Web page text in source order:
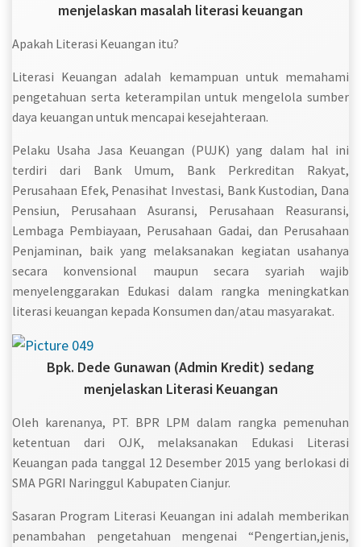
menjelaskan masalah literasi keuangan
Apakah Literasi Keuangan itu?
Literasi Keuangan adalah kemampuan untuk memahami
pengetahuan serta keterampilan untuk mengelola sumber
daya keuangan untuk mencapai kesejahteraan.
Pelaku Usaha Jasa Keuangan (PUJK) yang dalam hal ini
terdiri dari Bank Umum, Bank Perkreditan Rakyat,
Perusahaan Efek, Penasihat Investasi, Bank Kustodian, Dana
Pensiun, Perusahaan Asuransi, Perusahaan Reasuransi,
Lembaga Pembiayaan, Perusahaan Gadai, dan Perusahaan
Penjaminan, baik yang melaksanakan kegiatan usahanya
secara konvensional maupun secara syariah wajib
menyelenggarakan Edukasi dalam rangka meningkatkan
literasi keuangan kepada Konsumen dan/atau masyarakat.
Bpk. Dede Gunawan (Admin Kredit) sedang
menjelaskan Literasi Keuangan
Oleh karenanya, PT. BPR LPM dalam rangka pemenuhan
ketentuan dari OJK, melaksanakan Edukasi Literasi
Keuangan pada tanggal 12 Desember 2015 yang berlokasi di
SMA PGRI Naringgul Kabupaten Cianjur.
Sasaran Program Literasi Keuangan ini adalah memberikan
penambahan pengetahuan mengenai “Pengertian,jenis,